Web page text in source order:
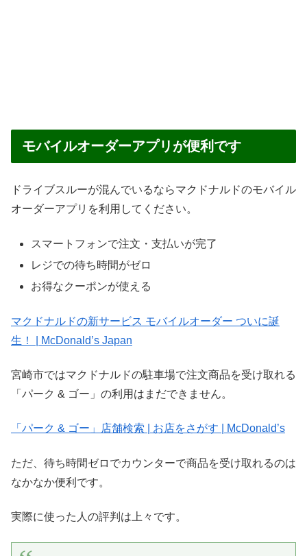
モバイルオーダーアプリが便利です
ドライブスルーが混んでいるならマクドナルドのモバイル
オーダーアプリを利用してください。
スマートフォンで注文・支払いが完了
レジでの待ち時間がゼロ
お得なクーポンが使える
マクドナルドの新サービス モバイルオーダー ついに誕
生！ | McDonald’s Japan
宮崎市ではマクドナルドの駐車場で注文商品を受け取れる
「パーク & ゴー」の利用はまだできません。
「パーク & ゴー」店舗検索 | お店をさがす | McDonald’s
ただ、待ち時間ゼロでカウンターで商品を受け取れるのは
なかなか便利です。
実際に使った人の評判は上々です。